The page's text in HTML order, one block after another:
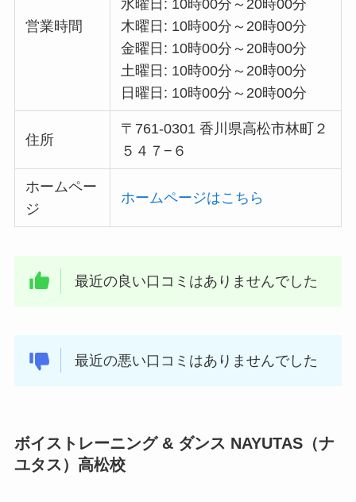
営業時間
水曜日: 10時00分～20時00分
木曜日: 10時00分～20時00分
金曜日: 10時00分～20時00分
土曜日: 10時00分～20時00分
日曜日: 10時00分～20時00分
住所
〒761-0301 香川県高松市林町２
５４７−６
ホームペー
ジ
ホームページはこちら
最近の良い口コミはありませんでした
最近の悪い口コミはありませんでした
ボイストレーニング & ダンス NAYUTAS（ナ
ユタス）高松校